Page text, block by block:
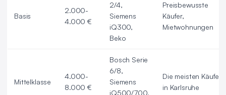
Basis
2.000-
4.000 €
2/4,
Siemens
iQ300,
Beko
Preisbewusste
Käufer,
Mietwohnungen
Mittelklasse
4.000-
8.000 €
Bosch Serie
6/8,
Siemens
iQ500/700,
Die meisten Käufer
in Karlsruhe